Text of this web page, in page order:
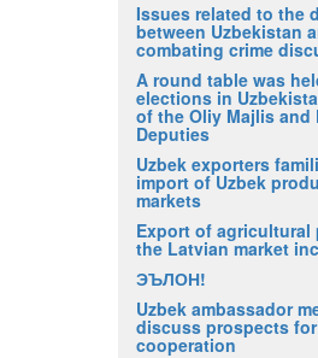
Issues related to the
between Uzbekistan
combating crime
A round table was
elections in
of the Oliy Majlis and
Deputies
Uzbek exporters
import of Uzbek
markets
Export of agricultural
the Latvian market
ЭЪЛОН!
Uzbek ambassador
discuss prospects
cooperation